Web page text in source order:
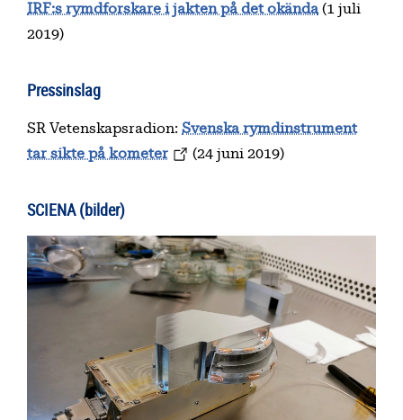
IRF:s rymdforskare i jakten på det okända (1 juli
2019)
Pressinslag
SR Vetenskapsradion: Svenska rymdinstrument
tar sikte på kometer
(24 juni 2019)
SCIENA (bilder)